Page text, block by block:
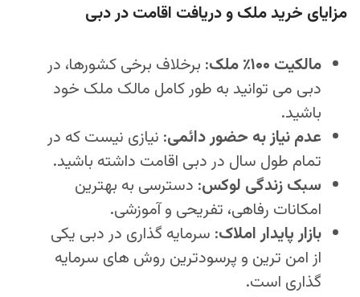
مزایای خرید ملک و دریافت اقامت در دبی
مالکیت ۱۰۰٪ ملک
: برخلاف برخی کشورها، در
دبی می‌ توانید به‌ طور کامل مالک ملک خود
باشید.
عدم نیاز به حضور دائمی: نیازی نیست که در
تمام طول سال در دبی اقامت داشته باشید.
سبک زندگی لوکس: دسترسی به بهترین
امکانات رفاهی، تفریحی و آموزشی.
بازار پایدار املاک: سرمایه‌ گذاری در دبی یکی
از امن‌ ترین و پرسودترین روش‌ های سرمایه‌
گذاری است.